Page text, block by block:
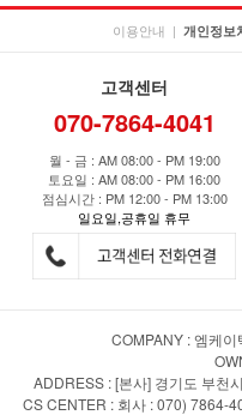
이용안내 | 개인정보
고객센터
070-7864-4041
월 - 금 : AM 08:00 - PM 19:00
토요일 : AM 08:00 - PM 16:00
점심시간 : PM 12:00 - PM 13:00
일요일,공휴일 휴무
COMPANY : 엠케
ADDRESS : [본사] 경기도 부천
CS CENTER : 회사 : 070) 7864-